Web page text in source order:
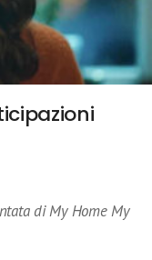
di My Home My